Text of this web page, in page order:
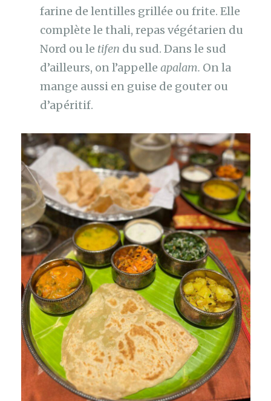
farine de lentilles grillée ou frite. Elle
complète le thali, repas végétarien du
Nord ou le tifen du sud. Dans le sud
d’ailleurs, on l’appelle apalam. On la
mange aussi en guise de gouter ou
d’apéritif.